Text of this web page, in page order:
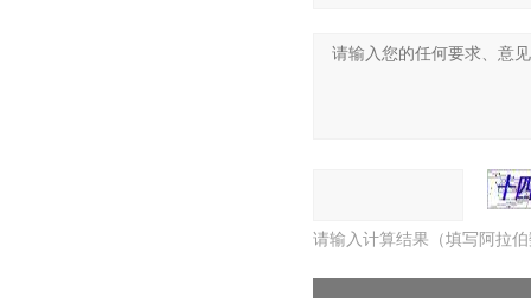
请输入计算结果（填写阿拉